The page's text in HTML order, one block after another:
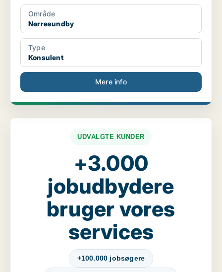
Område
Nørresundby
Type
Konsulent
Mere info
UDVALGTE KUNDER
+3.000
jobudbydere
bruger vores
services
+100.000 jobsøgere